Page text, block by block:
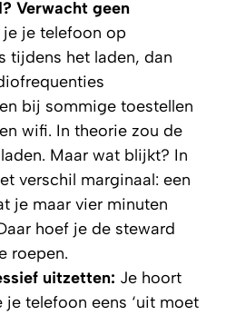
Verwacht geen
je je telefoon op
tijdens het laden, dan
bij sommige toestellen
wifi. In theorie zou de
Maar wat blijkt? In
verschil marginaal: een
je maar vier minuten
hoef je de steward
roepen.
uitzetten: Je hoort
je telefoon eens ‘uit moet